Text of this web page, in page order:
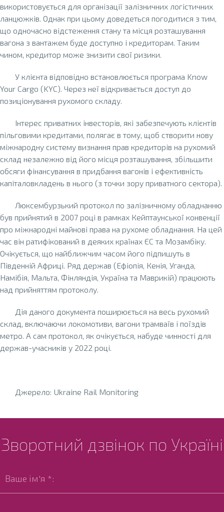
використовується для організації залізничних логістичних
ланцюжків. Однак при цьому доведеться погодитися з тим,
що одночасно відстеження стану та місця розташування
вагона з вантажем буде доступно і кредиторам. Таким
чином, кредитор може знизити свої ризики.
У клієнта відповідно встановлюється програма Know
Your Cargo (KYC). Через неї відкривається доступ до
позиціонування рухомого складу.
Інтерес приватних інвесторів, які забезпечують клієнтів
пільговими кредитами, полягає в тому, щоб створити нову
міжнародну систему визнання прав кредиторів на рухомий
склад незалежно від його місця розташування, збільшити
обсяги фінансування в придбання вагонів і ефективність
капіталовкладень в нього (з точки зору приватного сектора).
Люксембурзький протокол по залізничному обладнанню
був прийнятий в 2007 році в рамках Кейптаунської конвенції
про міжнародні майнові права на рухоме обладнання. На цей
час він ратифікований в деяких країнах ЄС та Мозамбіку.
Очікується, що найближчим часом його підпишуть в
Південній Африці. Ряд держав (Ефіопія, Кенія, Уганда,
Намібія, Мальта, Фінляндія, Україна та Маврикій) працюють
над прийняттям протоколу.
Дія даного документа поширюється на весь рухомий
склад, включаючи локомотиви, вагони трамваїв і поїздів
метро. А сам протокол, як очікується, набуде чинності для
держав-учасників у 2022 році.
Джерело: Ukraine Rail Monitoring
Зворотний дзвінок по Україні